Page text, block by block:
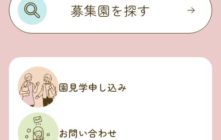
募集園を探す
園見学申し込み
お問い合わせ